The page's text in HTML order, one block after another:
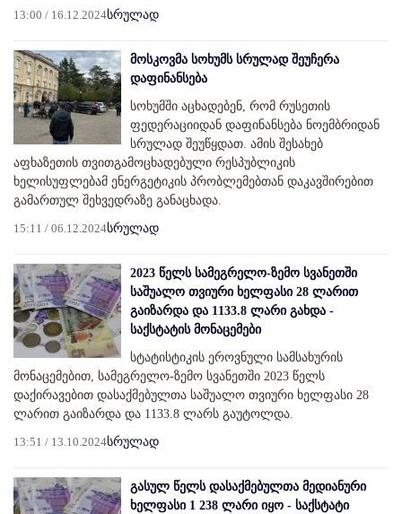
13:00 / 16.12.2024სრულად
მოსკოვმა სოხუმს სრულად შეუჩერა
დაფინანსება
სოხუმში აცხადებენ, რომ რუსეთის
ფედერაციიდან დაფინანსება ნოემბრიდან
სრულად შეუწყდათ. ამის შესახებ
აფხაზეთის თვითგამოცხადებული რესპუბლიკის
ხელისუფლებამ ენერგეტიკის პრობლემებთან დაკავშირებით
გამართულ შეხვედრაზე განაცხადა.
15:11 / 06.12.2024სრულად
2023 წელს სამეგრელო-ზემო სვანეთში
საშუალო თვიური ხელფასი 28 ლარით
გაიზარდა და 1133.8 ლარი გახდა -
საქსტატის მონაცემები
სტატისტიკის ეროვნული სამსახურის
მონაცემებით, სამეგრელო-ზემო სვანეთში 2023 წელს
დაქირავებით დასაქმებულთა საშუალო თვიური ხელფასი 28
ლარით გაიზარდა და 1133.8 ლარს გაუტოლდა.
13:51 / 13.10.2024სრულად
გასულ წელს დასაქმებულთა მედიანური
ხელფასი 1 238 ლარი იყო - საქსტატი